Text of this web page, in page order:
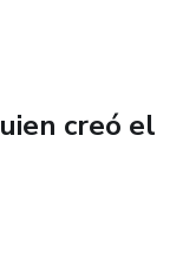
creó el